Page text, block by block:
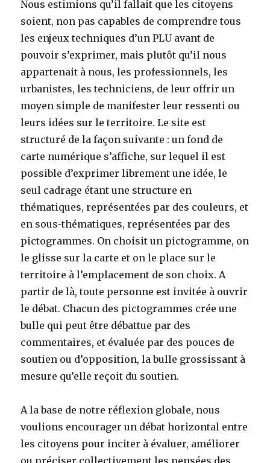
Nous estimions qu’il fallait que les citoyens
soient, non pas capables de comprendre tous
les enjeux techniques d’un PLU avant de
pouvoir s’exprimer, mais plutôt qu’il nous
appartenait à nous, les professionnels, les
urbanistes, les techniciens, de leur offrir un
moyen simple de manifester leur ressenti ou
leurs idées sur le territoire. Le site est
structuré de la façon suivante : un fond de
carte numérique s’affiche, sur lequel il est
possible d’exprimer librement une idée, le
seul cadrage étant une structure en
thématiques, représentées par des couleurs, et
en sous-thématiques, représentées par des
pictogrammes. On choisit un pictogramme, on
le glisse sur la carte et on le place sur le
territoire à l’emplacement de son choix. A
partir de là, toute personne est invitée à ouvrir
le débat. Chacun des pictogrammes crée une
bulle qui peut être débattue par des
commentaires, et évaluée par des pouces de
soutien ou d’opposition, la bulle grossissant à
mesure qu’elle reçoit du soutien.
A la base de notre réflexion globale, nous
voulions encourager un débat horizontal entre
les citoyens pour inciter à évaluer, améliorer
ou préciser collectivement les pensées des